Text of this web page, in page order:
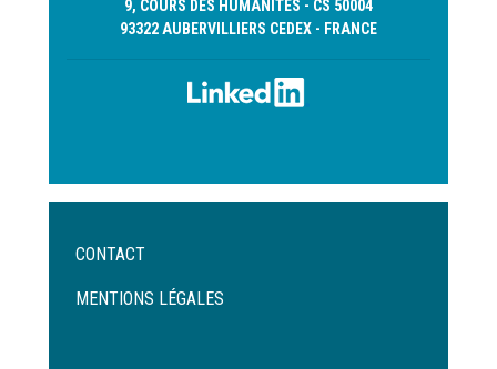
9, COURS DES HUMANITÉS - CS 50004
93322 AUBERVILLIERS CEDEX - FRANCE
Menu
de
CONTACT
MENTIONS LÉGALES